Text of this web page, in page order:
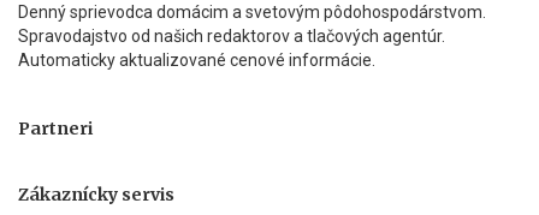
Denný sprievodca domácim a svetovým pôdohospodárstvom.
Spravodajstvo od našich redaktorov a tlačových agentúr.
Automaticky aktualizované cenové informácie.
Partneri
Zákaznícky servis